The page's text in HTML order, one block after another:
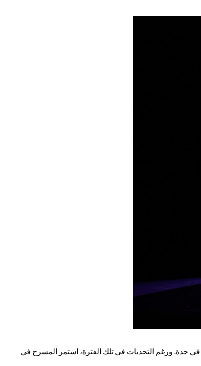
بدأ المسرح بالسعودية في الستينات مع العروض البسيطة في المدارس والنوادي الثقافية، حيث كان أول عرض مسرحي سعودي موثق في عام 1960 في جدة. ورغم التحديات في تلك الفترة، استمر المسرح في